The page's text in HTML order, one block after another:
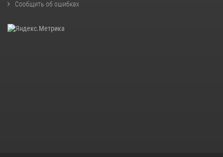
Сообщить об ошибках